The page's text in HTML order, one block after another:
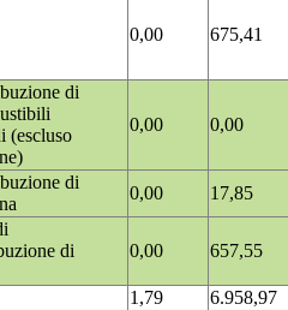
0,00 675,41
di
(escluso
0,00 0,00
di
0,00
17,85
di
0,00 657,55
1,79
6.958,97